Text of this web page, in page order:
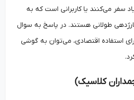
می‌کنند یا کاربرانی است که به
طولانی هستند. در پاسخ به سوال
اقتصادی، می‌توان به گوشی
کلاسیک)